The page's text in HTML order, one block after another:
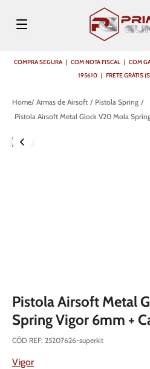
COMPRA SEGURA | COM NOTA FISCAL | COM
195610 | FRETE GRÁTIS
Armas de Airsoft
Pistola Spring
Pistola Airsoft Metal Glock V20 Mola
Pistola Airsoft Metal
Spring Vigor 6mm +
CÓD REF: 25207626-superkit
Vigor